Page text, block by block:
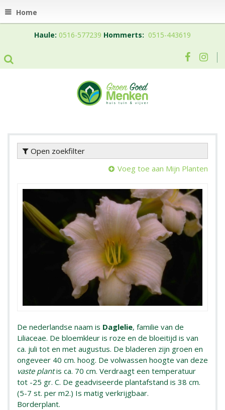
Home
Haule: 0516-577239 Hommerts: 0515-443619
Open zoekfilter
Voeg toe aan Mijn Planten
De nederlandse naam is Daglelie, familie van de
Liliaceae. De bloemkleur is roze en de bloeitijd is van
ca. juli tot en met augustus. De bladeren zijn groen en
ongeveer 40 cm. hoog. De volwassen hoogte van deze
vaste plantis ca. 70 cm. Verdraagt een temperatuur
tot -25 gr. C. De geadviseerde plantafstand is 38 cm.
(5-7 st. per m2.) Is matig verkrijgbaar.
Borderplant.